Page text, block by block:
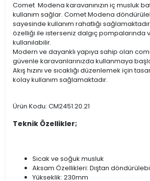
Comet Modena karavanınızın iç musluk
kullanım sağlar. Comet Modena
sayesinde kullanım rahatlığı
özelliği ile isterseniz dalgıç pompalarında
kullanılabilir.
Modern ve dayanklı yapıya sahip olan
güvenle karavanlarınızda kullanmaya
Akış hızını ve sıcaklığı düzenlemek için
kolay kullanım sağlamaktadır.
Ürün Kodu: CM2451.20.21
Teknik Özellikler;
Sıcak ve soğuk musluk
Aksam Özellikleri: Dıştan
Yükseklik: 230mm